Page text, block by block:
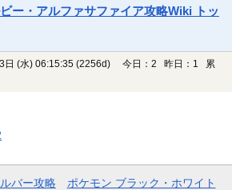
ー・アルファサファイア攻略Wiki トッ
日 (水) 06:15:35 (2256d)
今日：2 昨日：1 累
バー攻略
ポケモン ブラック・ホワイト